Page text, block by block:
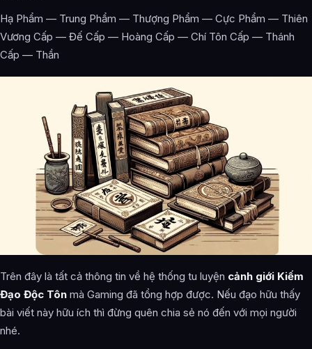
Hạ Phẩm — Trung Phẩm — Thượng Phẩm — Cực Phẩm — Thiên
Vương Cấp — Đế Cấp — Hoàng Cấp — Chí Tôn Cấp — Thánh
Cấp — Thần
Trên đây là tất cả thông tin về hệ thống tu luyện cảnh giới Kiếm
Đạo Độc Tôn mà Gaming đã tổng hợp được. Nếu đạo hữu thấy
bài viết này hữu ích thì đừng quên chia sẻ nó đến với mọi người
nhé.